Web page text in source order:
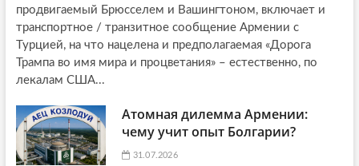
продвигаемый Брюсселем и Вашингтоном, включает и
транспортное / транзитное сообщение Армении с
Турцией, на что нацелена и предполагаемая «Дорога
Трампа во имя мира и процветания» – естественно, по
лекалам США...
Атомная дилемма Армении:
чему учит опыт Болгарии?
31.07.2026